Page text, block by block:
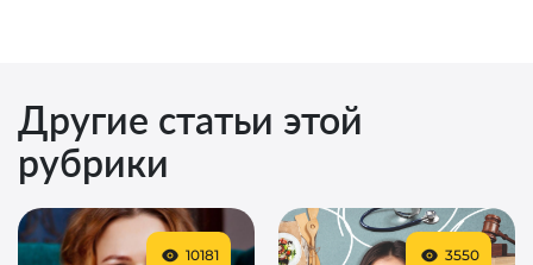
Другие статьи этой
рубрики
10181 3550